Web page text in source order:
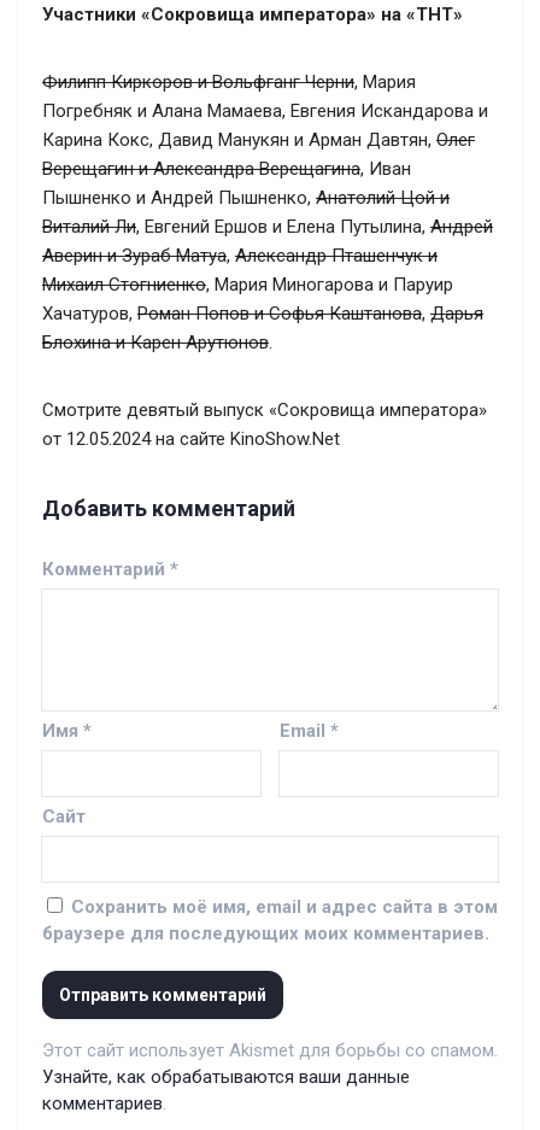
Участники «Сокровища императора» на «ТНТ»
Филипп Киркоров и Вольфганг Черни, Мария
Погребняк и Алана Мамаева, Евгения Искандарова и
Карина Кокс, Давид Манукян и Арман Давтян, Олег
Верещагин и Александра Верещагина, Иван
Пышненко и Андрей Пышненко, Анатолий Цой и
Виталий Ли, Евгений Ершов и Елена Путылина, Андрей
Аверин и Зураб Матуа, Александр Пташенчук и
Михаил Стогниенко, Мария Миногарова и Паруир
Хачатуров, Роман Попов и Софья Каштанова, Дарья
Блохина и Карен Арутюнов.
Смотрите девятый выпуск «Сокровища императора»
от 12.05.2024 на сайте KinoShow.Net
Добавить комментарий
Комментарий *
Имя * Email *
Сайт
Сохранить моё имя, email и адрес сайта в этом
браузере для последующих моих комментариев.
Этот сайт использует Akismet для борьбы со спамом.
Узнайте, как обрабатываются ваши данные
комментариев.